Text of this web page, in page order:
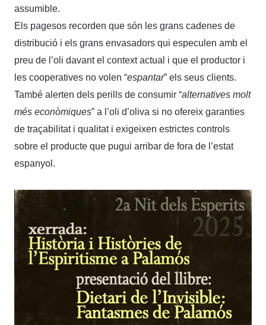
assumible.
Els pagesos recorden que són les grans cadenes de
distribució i els grans envasadors qui especulen amb el
preu de l’oli davant el context actual i que el productor i
les cooperatives no volen “espantar” els seus clients.
També alerten dels perills de consumir “alternatives molt
més econòmiques” a l’oli d’oliva si no ofereix garanties
de traçabilitat i qualitat i exigeixen estrictes controls
sobre el producte que pugui arribar de fora de l’estat
espanyol.